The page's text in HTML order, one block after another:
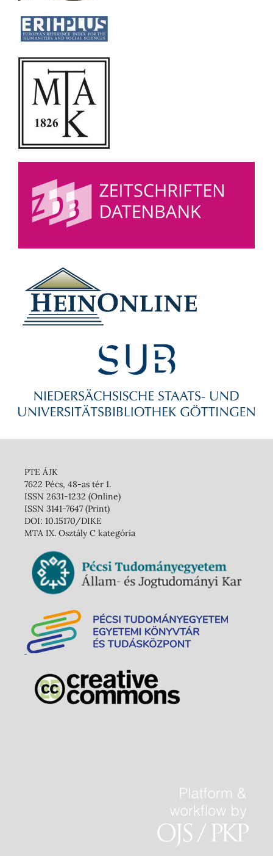
PTE ÁJK
7622 Pécs, 48-as tér 1.
ISSN 2631-1232 (Online)
ISSN 3141-7647 (Print)
DOI: 10.15170/DIKE
MTA IX. Osztály C kategória